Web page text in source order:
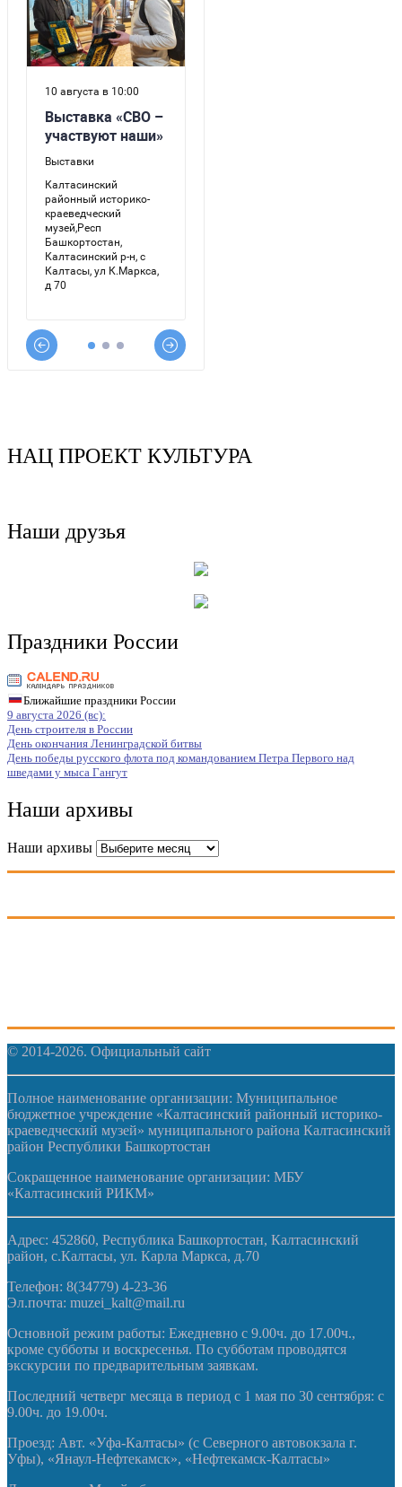
НАЦ ПРОЕКТ КУЛЬТУРА
Наши друзья
Праздники России
Ближайшие праздники России
9 августа 2026 (вс):
День строителя в России
День окончания Ленинградской битвы
День победы русского флота под командованием Петра Первого над
шведами у мыса Гангут
Наши архивы
Наши архивы
© 2014-2026. Официальный сайт
Полное наименование организации: Муниципальное
бюджетное учреждение «Калтасинский районный историко-
краеведческий музей» муниципального района Калтасинский
район Республики Башкортостан
Сокращенное наименование организации: МБУ
«Калтасинский РИКМ»
Адрес: 452860, Республика Башкортостан, Калтасинский
район, с.Калтасы, ул. Карла Маркса, д.70
Телефон: 8(34779) 4-23-36
Эл.почта: muzei_kalt@mail.ru
Основной режим работы: Ежедневно с 9.00ч. до 17.00ч.,
кроме субботы и воскресенья. По субботам проводятся
экскурсии по предварительным заявкам.
Последний четверг месяца в период с 1 мая по 30 сентября: с
9.00ч. до 19.00ч.
Проезд: Авт. «Уфа-Калтасы» (с Северного автовокзала г.
Уфы), «Янаул-Нефтекамск», «Нефтекамск-Калтасы»